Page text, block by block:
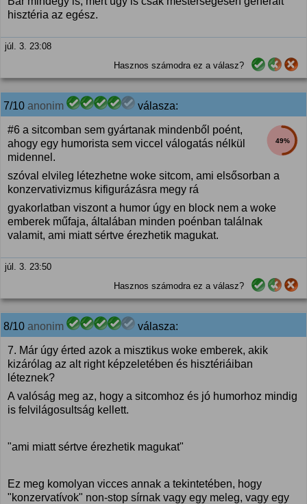
hisztéria az egész.
júl. 3. 23:08
Hasznos számodra ez a válasz?
7/10 anonim válasza:
49%
#6 a sitcomban sem gyártanak mindenből poént,
ahogy egy humorista sem viccel válogatás nélkül
midennel.
szóval elvileg létezhetne woke sitcom, ami elsősorban a
konzervativizmus kifigurázásra megy rá
gyakorlatban viszont a humor úgy en block nem a woke
emberek műfaja, általában minden poénban találnak
valamit, ami miatt sértve érezhetik magukat.
júl. 3. 23:50
Hasznos számodra ez a válasz?
8/10 anonim válasza:
7. Már úgy érted azok a misztikus woke emberek, akik
kizárólag az alt right képzeletében és hisztériáiban
léteznek?
A valóság meg az, hogy a sitcomhoz és jó humorhoz mindig
is felvilágosultság kellett.
"ami miatt sértve érezhetik magukat"
Ez meg komolyan vicces annak a tekintetében, hogy
"konzervatívok" non-stop sírnak vagy egy meleg, vagy egy